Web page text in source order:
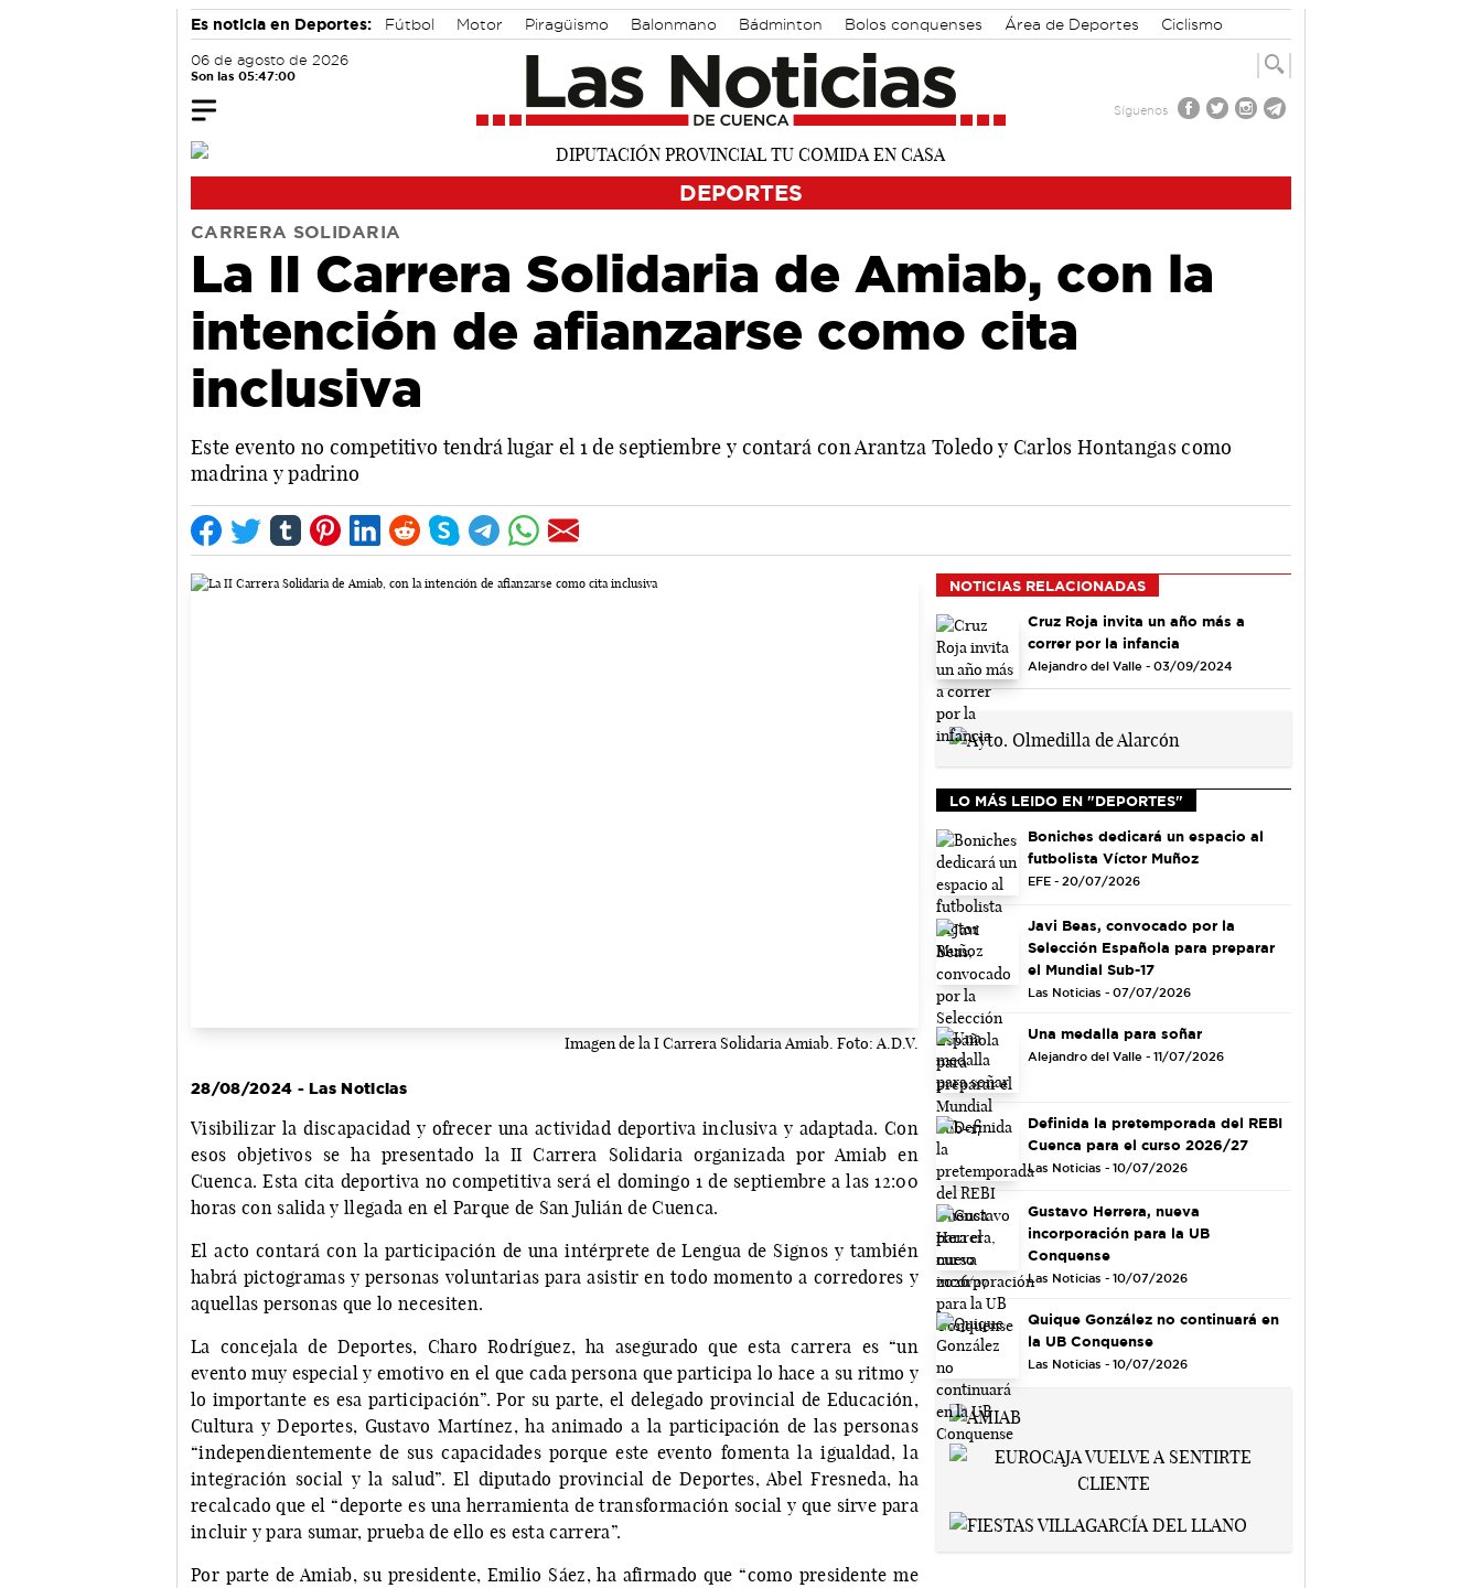
Es noticia en Deportes: Fútbol Motor Piragüismo Balonmano Bádminton Bolos conquenses Área de Deportes Ciclismo
06 de agosto de 2026
Son las 05:47:00
Síguenos
DEPORTES
CARRERA SOLIDARIA
La II Carrera Solidaria de Amiab, con la
intención de afianzarse como cita
inclusiva
Este evento no competitivo tendrá lugar el 1 de septiembre y contará con Arantza Toledo y Carlos Hontangas como
madrina y padrino
Imagen de la I Carrera Solidaria Amiab. Foto: A.D.V.
28/08/2024 - Las Noticias
Visibilizar la discapacidad y ofrecer una actividad deportiva inclusiva y adaptada. Con
esos objetivos se ha presentado la II Carrera Solidaria organizada por Amiab en
Cuenca. Esta cita deportiva no competitiva será el domingo 1 de septiembre a las 12:00
horas con salida y llegada en el Parque de San Julián de Cuenca.
El acto contará con la participación de una intérprete de Lengua de Signos y también
habrá pictogramas y personas voluntarias para asistir en todo momento a corredores y
aquellas personas que lo necesiten.
La concejala de Deportes, Charo Rodríguez, ha asegurado que esta carrera es “un
evento muy especial y emotivo en el que cada persona que participa lo hace a su ritmo y
lo importante es esa participación”. Por su parte, el delegado provincial de Educación,
Cultura y Deportes, Gustavo Martínez, ha animado a la participación de las personas
“independientemente de sus capacidades porque este evento fomenta la igualdad, la
integración social y la salud”. El diputado provincial de Deportes, Abel Fresneda, ha
recalcado que el “deporte es una herramienta de transformación social y que sirve para
incluir y para sumar, prueba de ello es esta carrera”.
Por parte de Amiab, su presidente, Emilio Sáez, ha afirmado que “como presidente me
NOTICIAS RELACIONADAS
Cruz Roja invita un año más a
correr por la infancia
Alejandro del Valle - 03/09/2024
LO MÁS LEIDO EN "DEPORTES"
Boniches dedicará un espacio al
futbolista Víctor Muñoz
EFE - 20/07/2026
Javi Beas, convocado por la
Selección Española para preparar
el Mundial Sub-17
Las Noticias - 07/07/2026
Una medalla para soñar
Alejandro del Valle - 11/07/2026
Definida la pretemporada del REBI
Cuenca para el curso 2026/27
Las Noticias - 10/07/2026
Gustavo Herrera, nueva
incorporación para la UB
Conquense
Las Noticias - 10/07/2026
Quique González no continuará en
la UB Conquense
Las Noticias - 10/07/2026